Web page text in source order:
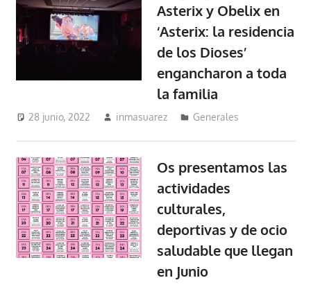
Asterix y Obelix en
‘Asterix: la residencia
de los Dioses’
engancharon a toda
la familia
28 junio, 2022 inmasuarez Generales
Os presentamos las
actividades
culturales,
deportivas y de ocio
saludable que llegan
en Junio